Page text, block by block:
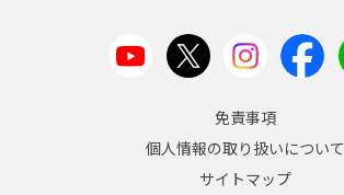
免責事項
個人情報の取り扱いについて
サイトマップ